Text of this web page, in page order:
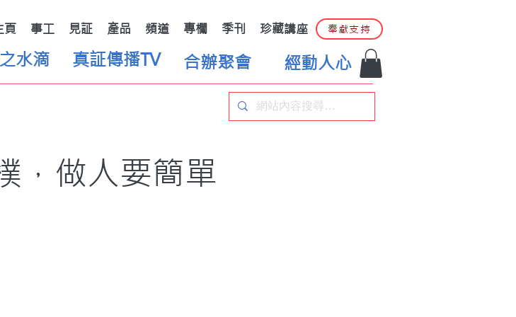
頁 事工 見証 產品 頻道 專欄 季刊 珍藏講座 奉獻支持
水滴 真証傳播TV 合辦聚會 經動人心
，做人要簡單